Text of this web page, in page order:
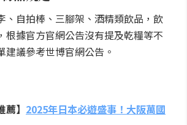
、自拍棒、三腳架、酒精類飲品，飲
根據官方官網公告沒有提及乾糧等不
建議參考世博官網公告。
】 2025年日本必遊盛事！大阪萬國